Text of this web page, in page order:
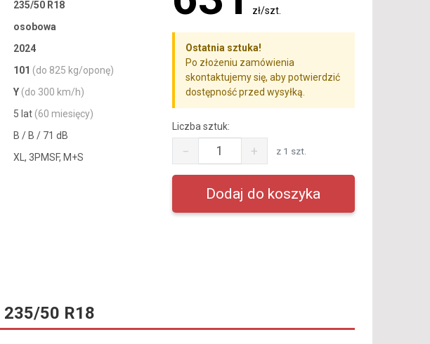
235/50 R18
osobowa
2024
101 (do 825 kg/oponę)
Y (do 300 km/h)
5 lat (60 miesięcy)
B / B / 71 dB
XL, 3PMSF, M+S
zł/szt.
Ostatnia sztuka!
Po złożeniu zamówienia
skontaktujemy się, aby potwierdzić
dostępność przed wysyłką.
Liczba sztuk:
− + z 1 szt.
235/50 R18